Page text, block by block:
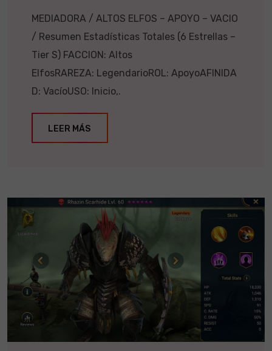
MEDIADORA / ALTOS ELFOS – APOYO – VACIO
/ Resumen Estadísticas Totales (6 Estrellas –
Tier S) FACCION: Altos
ElfosRAREZA: LegendarioROL: ApoyoAFINIDA
D: VacíoUSO: Inicio,.
LEER MÁS